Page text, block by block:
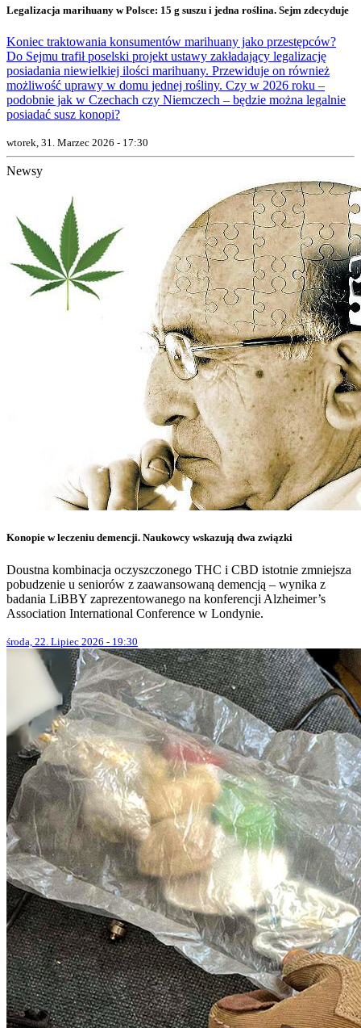
Legalizacja marihuany w Polsce: 15 g suszu i jedna roślina. Sejm zdecyduje
Koniec traktowania konsumentów marihuany jako przestępców?
Do Sejmu trafił poselski projekt ustawy zakładający legalizację
posiadania niewielkiej ilości marihuany. Przewiduje on również
możliwość uprawy w domu jednej rośliny. Czy w 2026 roku –
podobnie jak w Czechach czy Niemczech – będzie można legalnie
posiadać susz konopi?
wtorek, 31. Marzec 2026 - 17:30
Newsy
Konopie w leczeniu demencji. Naukowcy wskazują dwa związki
Doustna kombinacja oczyszczonego THC i CBD istotnie zmniejsza
pobudzenie u seniorów z zaawansowaną demencją – wynika z
badania LiBBY zaprezentowanego na konferencji Alzheimer’s
Association International Conference w Londynie.
środa, 22. Lipiec 2026 - 19:30